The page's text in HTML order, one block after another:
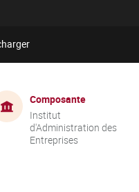
Composante
Institut
d'Administration des
Entreprises